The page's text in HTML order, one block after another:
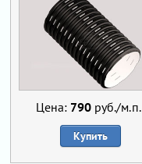
Цена: 790 руб./м.п.
Купить